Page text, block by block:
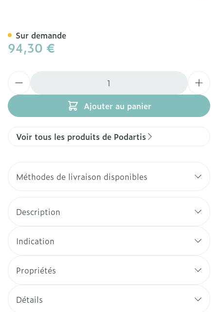
94,30 €
Ajouter au panier
Sur demande
Voir tous les produits de Podartis
Méthodes de livraison disponibles
Description
Indication
Propriétés
Détails